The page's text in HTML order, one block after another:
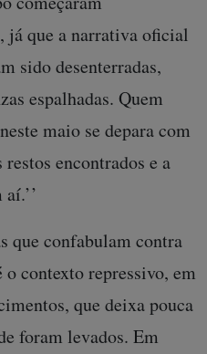
já que a narrativa oficial
sido desenterradas,
espalhadas. Quem
maio se depara com
encontrados e a
que confabulam contra
o contexto repressivo, em
que deixa pouca
foram levados. Em